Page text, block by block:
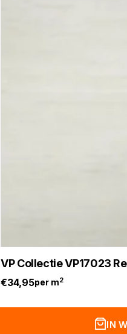
VP Collectie VP17023
€34,95per m2
IN